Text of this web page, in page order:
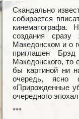
Скандально
собирается
кинематографа.
создания
Македонском и о
приглашен
Македонского, то
бы картиной ни
очередь, ясно
«Прирожденные
очередного
***